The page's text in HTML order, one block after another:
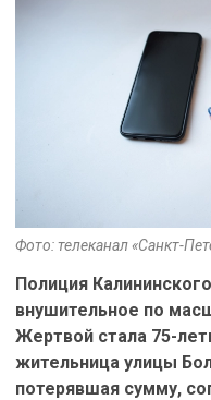
Фото: телеканал «Санкт-
Полиция
внушительное по
Жертвой стала 75-
жительница улицы
потерявшая сумму,